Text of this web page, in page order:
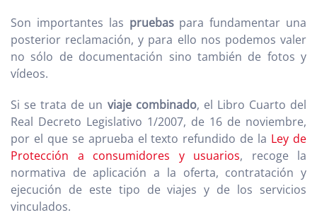
Son importantes las pruebaspara fundamentar una
posterior reclamación, y para ello nos podemos valer
no sólo de documentación sino también de fotos y
vídeos.
Si se trata de un viaje combinado, el Libro Cuarto del
Real Decreto Legislativo 1/2007, de 16 de noviembre,
por el que se aprueba el texto refundido de la Ley de
Protección a consumidores y usuarios, recoge la
normativa de aplicación a la oferta, contratación y
ejecución de este tipo de viajes y de los servicios
vinculados.